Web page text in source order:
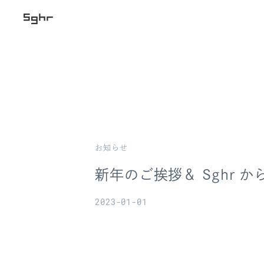
お知らせ
新年のご挨拶＆ Sghr か
2023-01-01